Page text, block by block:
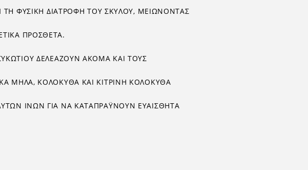
ΤΗ ΦΥΣΙΚΗ ΔΙΑΤΡΟΦΗ ΤΟΥ ΣΚΥΛΟΥ, ΜΕΙΩΝΟΝΤΑΣ
ΠΡΟΣΘΕΤΑ.
ΣΥΚΩΤΙΟΥ ΔΕΛΕΑΖΟΥΝ ΑΚΟΜΑ ΚΑΙ ΤΟΥΣ
ΜΗΛΑ, ΚΟΛΟΚΥΘΑ ΚΑΙ ΚΙΤΡΙΝΗ ΚΟΛΟΚΥΘΑ
ΙΝΩΝ ΓΙΑ ΝΑ ΚΑΤΑΠΡΑΫΝΟΥΝ ΕΥΑΙΣΘΗΤΑ